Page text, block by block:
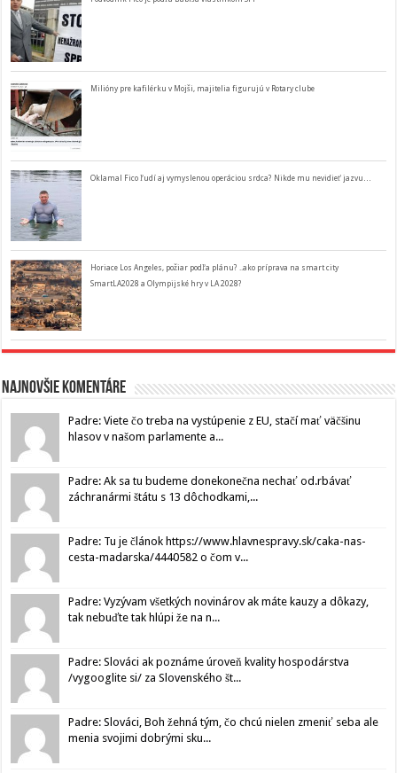
Milióny pre kafilérku v Mojši, majitelia figurujú v Rotary clube
Oklamal Fico ľudí aj vymyslenou operáciou srdca? Nikde mu nevidieť jazvu…
Horiace Los Angeles, požiar podľa plánu? ..ako príprava na smart city
SmartLA2028 a Olympijské hry v LA 2028?
Najnovšie komentáre
Padre: Viete čo treba na vystúpenie z EU, stačí mať väčšinu
hlasov v našom parlamente a...
Padre: Ak sa tu budeme donekonečna nechať od.rbávať
záchranármi štátu s 13 dôchodkami,...
Padre: Tu je článok https://www.hlavnespravy.sk/caka-nas-
cesta-madarska/4440582 o čom v...
Padre: Vyzývam všetkých novinárov ak máte kauzy a dôkazy,
tak nebuďte tak hlúpi že na n...
Padre: Slováci ak poznáme úroveň kvality hospodárstva
/vygooglite si/ za Slovenského št...
Padre: Slováci, Boh žehná tým, čo chcú nielen zmeniť seba ale
menia svojimi dobrými sku...